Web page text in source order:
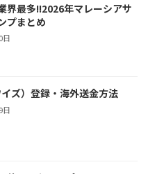
界最多!!2026年マレーシアサ
プまとめ
日
ズ）登録・海外送金方法
日